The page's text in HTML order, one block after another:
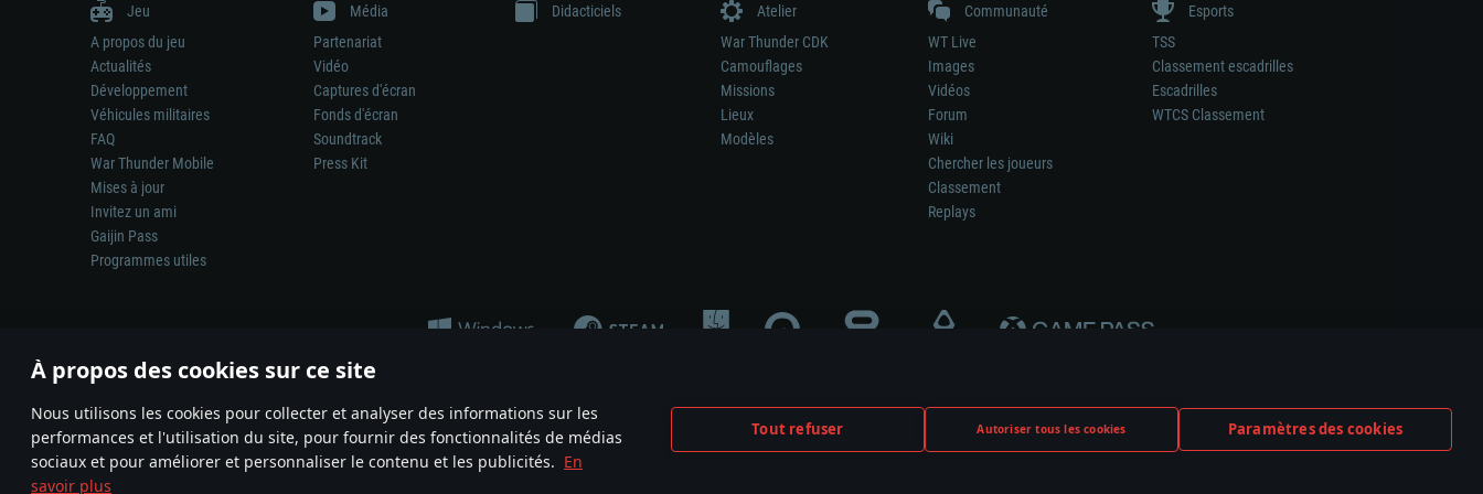
À propos des cookies sur ce site
Nous utilisons les cookies pour collecter et analyser des informations sur les
performances et l'utilisation du site, pour fournir des fonctionnalités de médias
sociaux et pour améliorer et personnaliser le contenu et les publicités. En
savoir plus
Tout refuser Autoriser tous les cookies Paramètres des cookies
Jeu
A propos du jeu
Actualités
Développement
Véhicules militaires
FAQ
War Thunder Mobile
Mises à jour
Invitez un ami
Gaijin Pass
Programmes utiles
Média
Partenariat
Vidéo
Captures d'écran
Fonds d'écran
Soundtrack
Press Kit
Didacticiels
Atelier
War Thunder CDK
Camouflages
Missions
Lieux
Modèles
Communauté
WT Live
Images
Vidéos
Forum
Wiki
Chercher les joueurs
Classement
Replays
Esports
TSS
Classement escadrilles
Escadrilles
WTCS Classement
La représentation d’une arme ou d’un véhicule réel dans ce jeu ne signifie pas la participation au développement du jeu, le sponsoring ou à l’approbation de tout fabricant d’armes ou de véhicule.
© 2011—2026 Gaijin Games Kft. All trademarks, logos and brand names are the property of their respective owners.
Termes et conditions